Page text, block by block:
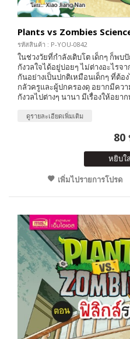
Plants vs Zombies
รหัสสินค้า : P-YOU-0842
ในช่วงวัยที่กำลังเติบโต เด็กๆ ก็พ
กังวลใจได้อยู่บ่อยๆ ไม่ต่างอะไร
กันอย่างเป็นปกติเหมือนเด็กๆ ที่ต้อ
กลัวครูและผู้ปกครองดุ อยากมีค
กังวลไปต่างๆ นานา มีเรื่องให้อยา
ดูรายละเอียดเพิ่มเติม
80
หยิบใ
เพิ่มไปรายการโปรด